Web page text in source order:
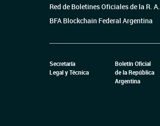
Red de Boletines Oficiales de la R. A.
BFA Blockchain Federal Argentina
Secretaría
Legal y Técnica
Boletín Oficial
de la República
Argentina